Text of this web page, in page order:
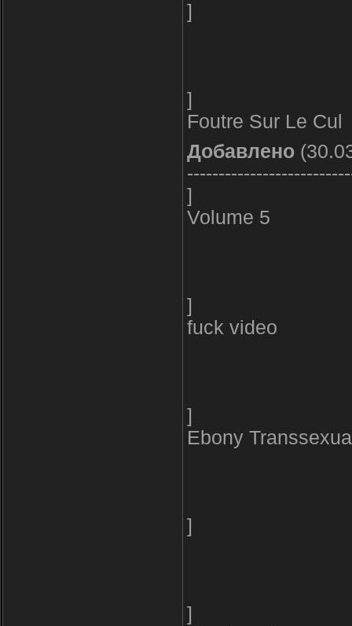
]
]
Foutre Sur Le Cul
Добавлено
]
Volume 5
]
fuck video
]
Ebony
]
]